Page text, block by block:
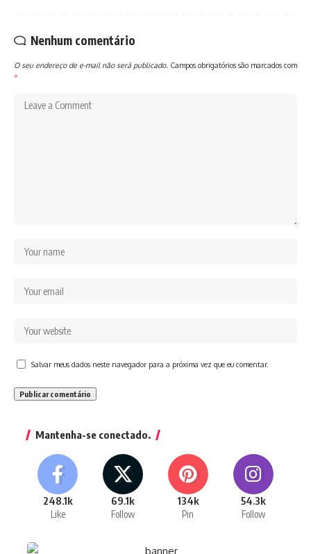
Nenhum comentário
O seu endereço de e-mail não será publicado. Campos obrigatórios são marcados com
*
Salvar meus dados neste navegador para a próxima vez que eu comentar.
Mantenha-se conectado.
248.1k
Like
69.1k
Follow
134k
Pin
54.3k
Follow